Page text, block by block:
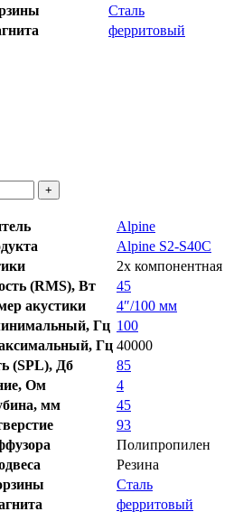
Сталь
ферритовый
Alpine
Alpine S2-S40C
2х компонентная
(RMS), Вт
45
акустики
4″/100 мм
Гц 100
Гц 40000
(SPL), Дб
85
Ом
4
мм
45
93
Полипропилен
Резина
Сталь
ферритовый